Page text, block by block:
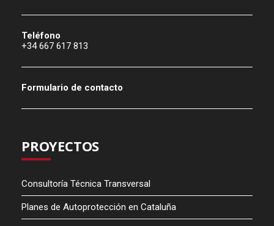
Teléfono
+34 667 617 813
Formulario de contacto
PROYECTOS
Consultoría Técnica Transversal
Planes de Autoprotección en Cataluña